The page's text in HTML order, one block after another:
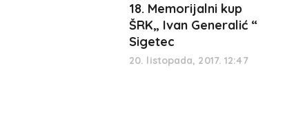
18. Memorijalni kup
ŠRK„ Ivan Generalić “
Sigetec
20. listopada, 2017. 12:47